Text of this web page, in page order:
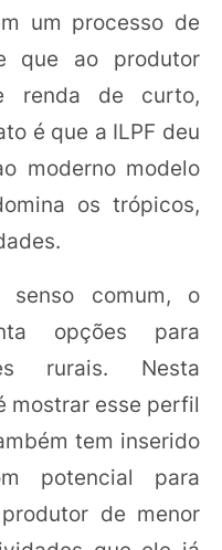
um processo de
que ao produtor
renda de curto,
é que a ILPF deu
moderno modelo
os trópicos,
comum, o
opções para
rurais. Nesta
mostrar esse perfil
tem inserido
potencial para
de menor